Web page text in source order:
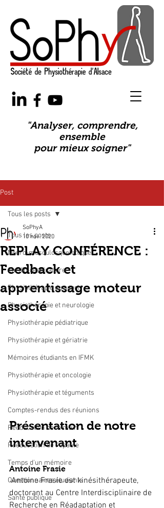
"Analyser, comprendre,
ensemble
pour mieux soigner"
Post
Tous les posts
Neuro-musculosquelettique
Cardio-respiratoire
Physiothérapie du sport
Physiothérapie et neurologie
Physiothérapie pédiatrique
Physiothérapie et gériatrie
Mémoires étudiants en IFMK
Physiothérapie et oncologie
Physiothérapie et téguments
Comptes-rendus des réunions
Rééducation de la main
Rééducation de l'épaule
Temps d'un mémoire
Questionnaires étudiants
Santé publique
Tous les posts
REPLAY CONFÉRENCE :
Feedback et
apprentissage moteur
associé
SoPhyA
10 nov. 2020
Présentation de notre
intervenant
Antoine Frasie
Antoine Frasie est kinésithérapeute,
doctorant au Centre Interdisciplinaire de
Recherche en Réadaptation et